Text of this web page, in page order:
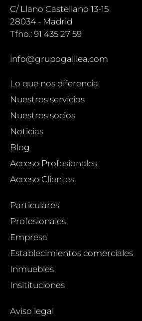
C/ Llano Castellano 13-15
28034 - Madrid
Tfno.: 91 435 27 59
info@grupogalilea.com
Lo que nos diferencia
Nuestros servicios
Nuestros socios
Noticias
Blog
Acceso Profesionales
Acceso Clientes
Particulares
Profesionales
Empresa
Establecimientos comerciales
Inmuebles
Insitituciones
Aviso legal